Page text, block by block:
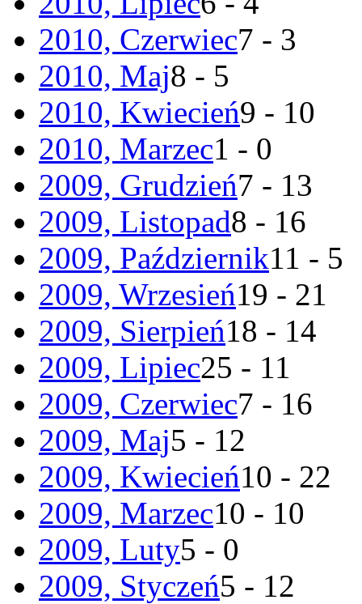
2010, Czerwiec7 - 3
2010, Maj8 - 5
2010, Kwiecień9 - 10
2010, Marzec1 - 0
2009, Grudzień7 - 13
2009, Listopad8 - 16
2009, Październik11 - 5
2009, Wrzesień19 - 21
2009, Sierpień18 - 14
2009, Lipiec25 - 11
2009, Czerwiec7 - 16
2009, Maj5 - 12
2009, Kwiecień10 - 22
2009, Marzec10 - 10
2009, Luty5 - 0
2009, Styczeń5 - 12